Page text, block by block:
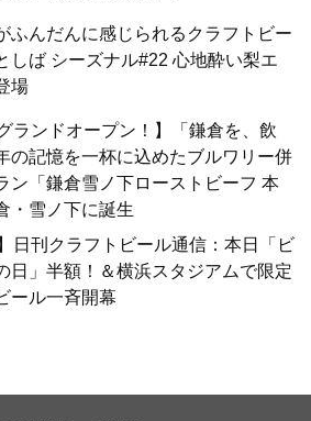
ふんだんに感じられるクラフトビー
しば シーズナル#22 心地酔い梨エ
場
ランドオープン！】「鎌倉を、飲
の記憶を一杯に込めたブルワリー併
ン「鎌倉雪ノ下ローストビーフ 本
・雪ノ下に誕生
日刊クラフトビール通信：本日「ビ
日」半額！＆横浜スタジアムで限定
ール一斉開幕